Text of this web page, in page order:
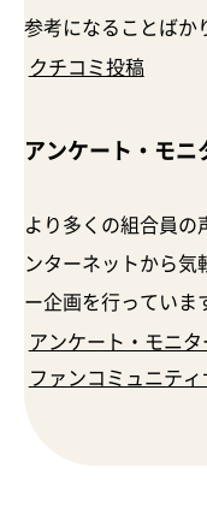
参考になることばか
クチコミ投稿
アンケート・ モニ
より多くの組合員の
ンターネットから気
ー企画を行っていま
アンケート・モニタ
ファンコミュニティ